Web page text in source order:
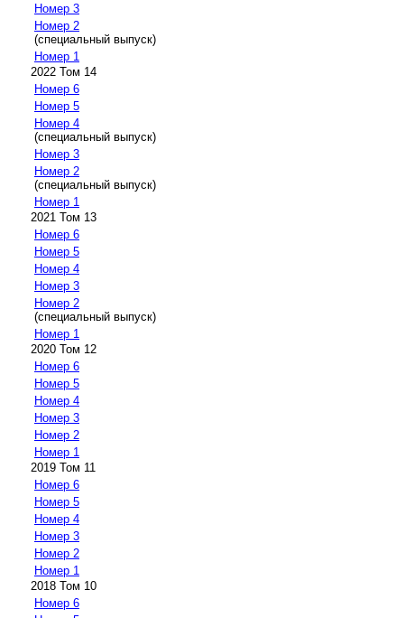
Номер 3
Номер 2
(специальный выпуск)
Номер 1
2022 Том 14
Номер 6
Номер 5
Номер 4
(специальный выпуск)
Номер 3
Номер 2
(специальный выпуск)
Номер 1
2021 Том 13
Номер 6
Номер 5
Номер 4
Номер 3
Номер 2
(специальный выпуск)
Номер 1
2020 Том 12
Номер 6
Номер 5
Номер 4
Номер 3
Номер 2
Номер 1
2019 Том 11
Номер 6
Номер 5
Номер 4
Номер 3
Номер 2
Номер 1
2018 Том 10
Номер 6